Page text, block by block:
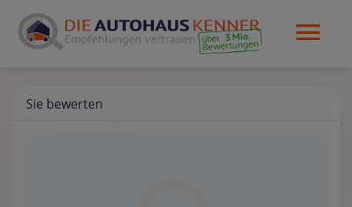
Sie bewerten